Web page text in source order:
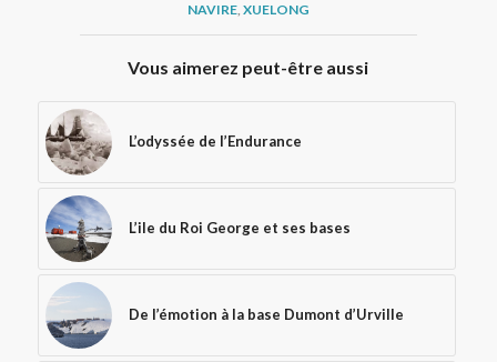
NAVIRE, XUELONG
Vous aimerez peut-être aussi
L’odyssée de l’Endurance
L’ile du Roi George et ses bases
De l’émotion à la base Dumont d’Urville